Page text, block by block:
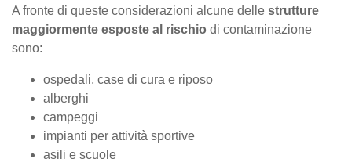
A fronte di queste considerazioni alcune delle strutture
maggiormente esposte al rischio di contaminazione
sono:
ospedali, case di cura e riposo
alberghi
campeggi
impianti per attività sportive
asili e scuole